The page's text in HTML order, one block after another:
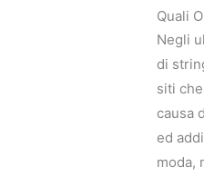
Quali
Negli
di
siti
causa
ed
moda,